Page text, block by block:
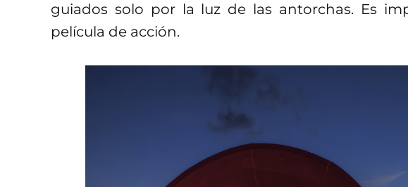
guiados solo por la luz de las antorchas. Es
película de acción.